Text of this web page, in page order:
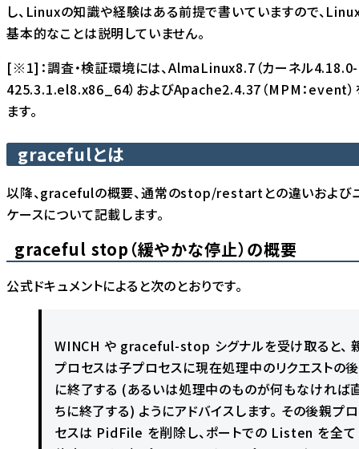
し、Linuxの知識や経験はある前提で書いていますので、
基本的なことは説明していません。
[※1]：調査・検証環境には、AlmaLinux8.7（カーネル4.18.0-
425.3.1.el8.x86_64）およびApache2.4.37（MPM：event）
ます。
gracefulとは
以降、gracefulの概要、通常のstop/restartとの違いおよび
ケースについて記載します。
graceful stop（緩やかな停止）の概要
公式ドキュメントによると次のとおりです。
WINCH や graceful-stop シグナルを受け取ると、
プロセスは子プロセスに現在処理中のリクエストの後
に終了する (あるいは処理中のものが何もなければ
ちに終了する) ようにアドバイスします。 その後親プロ
セスは PidFile を削除し、ポートでの Listen を全て